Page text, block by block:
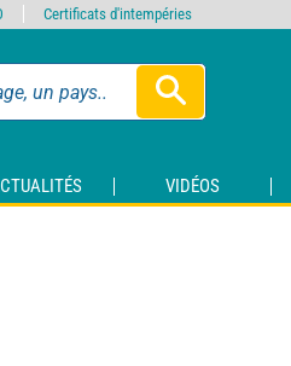
VIDÉOS
Certificats d'intempéries